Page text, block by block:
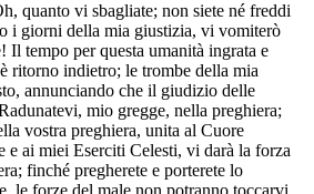
quanto vi sbagliate; non siete né freddi
i giorni della mia giustizia, vi vomiterò
Il tempo per questa umanità ingrata e
ritorno indietro; le trombe della mia
annunciando che il giudizio delle
mio gregge, nella preghiera;
vostra preghiera, unita al Cuore
e ai miei Eserciti Celesti, vi darà la forza
finché pregherete e porterete lo
le forze del male non potranno toccarvi.